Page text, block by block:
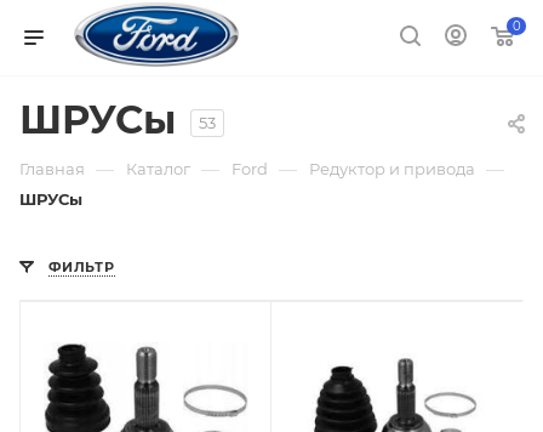
0
ШРУСы 53
Главная — Каталог — Ford — Редуктор и привода —
ШРУСы
ФИЛЬТР